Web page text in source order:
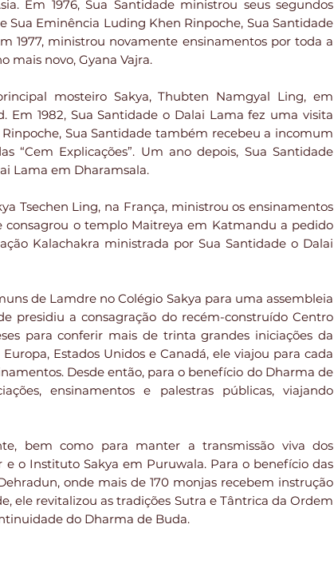
Em 1976, Sua Santidade ministrou seus segundos
Sua Eminência Luding Khen Rinpoche, Sua Santidade
1977, ministrou novamente ensinamentos por toda a
mais novo, Gyana Vajra.
mosteiro Sakya, Thubten Namgyal Ling, em
1982, Sua Santidade o Dalai Lama fez uma visita
Sua Santidade também recebeu a incomum
“Cem Explicações”. Um ano depois, Sua Santidade
Lama em Dharamsala.
Tsechen Ling, na França, ministrou os ensinamentos
consagrou o templo Maitreya em Katmandu a pedido
Kalachakra ministrada por Sua Santidade o Dalai
de Lamdre no Colégio Sakya para uma assembleia
presidiu a consagração do recém-construído Centro
para conferir mais de trinta grandes iniciações da
Estados Unidos e Canadá, ele viajou para cada
Desde então, para o benefício do Dharma de
ensinamentos e palestras públicas, viajando
bem como para manter a transmissão viva dos
o Instituto Sakya em Puruwala. Para o benefício das
onde mais de 170 monjas recebem instrução
ele revitalizou as tradições Sutra e Tântrica da Ordem
do Dharma de Buda.